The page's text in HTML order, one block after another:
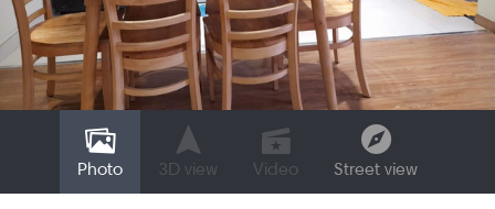
Photo 3D view Video Street view